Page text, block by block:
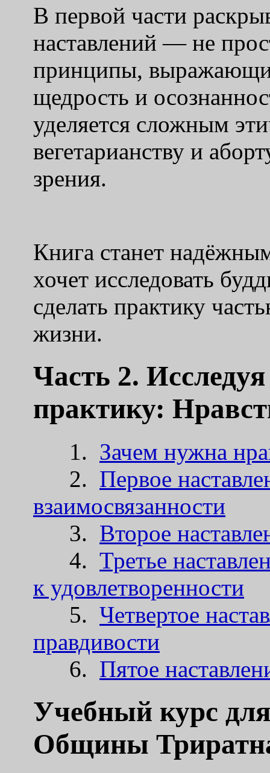
В первой части
наставлений — не
принципы,
щедрость и
уделяется сложным
вегетарианству и
зрения.
Книга станет
хочет исследовать
сделать практику
жизни.
Часть 2.
практику:
1. Зачем нужна
2. Первое
взаимосвязанности
3. Второе
4. Третье
к удовлетворенности
5. Четвертое
правдивости
6. Пятое
Учебный курс
Общины